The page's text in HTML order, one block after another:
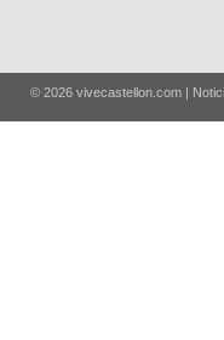
© 2026 vivecastellon.com |